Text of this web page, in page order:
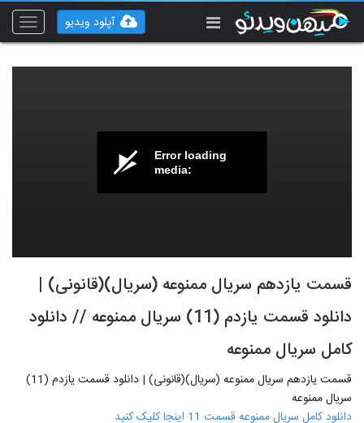
Toggle
آپلود ویدیو
Error loading
media:
قسمت یازدهم سریال ممنوعه (سریال)(قانونی) |
دانلود قسمت یازدم (11) سریال ممنوعه // دانلود
کامل سریال ممنوعه
قسمت یازدهم سریال ممنوعه (سریال)(قانونی) | دانلود قسمت یازدم (11)
سریال ممنوعه
دانلود کامل سریال ممنوعه قسمت 11 اینجا کلیک کنید